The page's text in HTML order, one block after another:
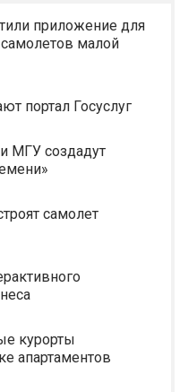
приложение для
малой
портал Госуслуг
создадут
самолет
курорты
апартаментов